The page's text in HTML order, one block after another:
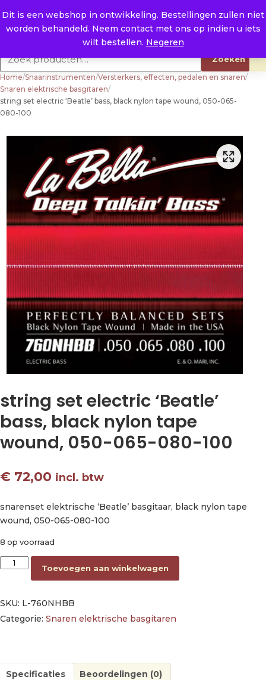
Dit is een webshop in ontwikkeling. Bestellingen zullen niet
worden behandeld. Neem contact met ons op indien u iets
wilt bestellen. Negeren
E. info@raysland.nl
Productcategorieën
Zoeken
Home/Snaarinstrumenten/Versterkers, effecten, pedalen en snaren/
Snaren elektrische basgitaren/
string set electric ‘Beatle’ bass, black nylon tape wound, 050-065-
080-100
string set electric ‘Beatle’
bass, black nylon tape
wound, 050-065-080-100
€ 72,00 incl. btw
snarenset elektrische ‘Beatle’ basgitaar, black nylon tape
wound, 050-065-080-100
8 op voorraad
string set electric 'Beatle' bass, black nylon tape wound,
Toevoegen aan winkelwagen
SKU: L-760NHBB
Categorie: Snaren elektrische basgitaren
Specificaties Beoordelingen (0)